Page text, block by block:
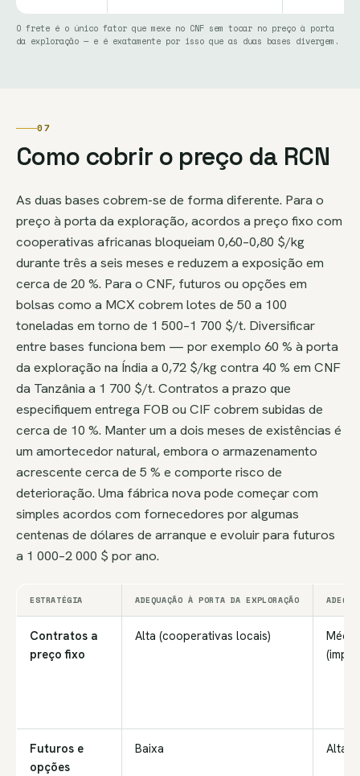
O frete é o único fator que mexe no CNF sem tocar no preço à porta
da exploração — e é exatamente por isso que as duas bases divergem.
07
Como cobrir o preço da RCN
As duas bases cobrem-se de forma diferente. Para o
preço à porta da exploração, acordos a preço fixo com
cooperativas africanas bloqueiam 0,60–0,80 $/kg
durante três a seis meses e reduzem a exposição em
cerca de 20 %. Para o CNF, futuros ou opções em
bolsas como a MCX cobrem lotes de 50 a 100
toneladas em torno de 1 500–1 700 $/t. Diversificar
entre bases funciona bem — por exemplo 60 % à porta
da exploração na Índia a 0,72 $/kg contra 40 % em CNF
da Tanzânia a 1 700 $/t. Contratos a prazo que
especifiquem entrega FOB ou CIF cobrem subidas de
cerca de 10 %. Manter um a dois meses de existências é
um amortecedor natural, embora o armazenamento
acrescente cerca de 5 % e comporte risco de
deterioração. Uma fábrica nova pode começar com
simples acordos com fornecedores por algumas
centenas de dólares de arranque e evoluir para futuros
a 1 000–2 000 $ por ano.
ESTRATÉGIA ADEQUAÇÃO À PORTA DA EXPLORAÇÃO
Contratos a
preço fixo
Alta (cooperativas locais)
Média
Futuros e
opções
Baixa Alta